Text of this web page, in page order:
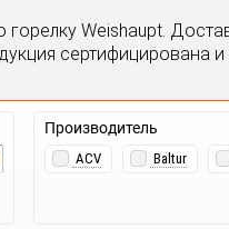
Weishaupt.
сертифицирована
Производитель
ACV Baltur